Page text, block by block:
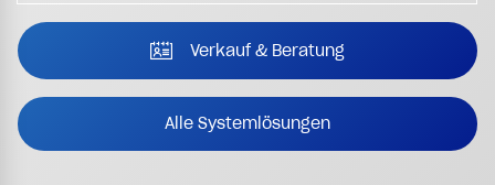
Verkauf & Beratung
Alle Systemlösungen